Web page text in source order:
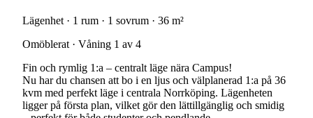
Lägenhet · 1 rum · 1 sovrum · 36 m²
Omöblerat · Våning 1 av 4
Fin och rymlig 1:a – centralt läge nära Campus!
Nu har du chansen att bo i en ljus och välplanerad 1:a på 36
kvm med perfekt läge i centrala Norrköping. Lägenheten
ligger på första plan, vilket gör den lättillgänglig och smidig